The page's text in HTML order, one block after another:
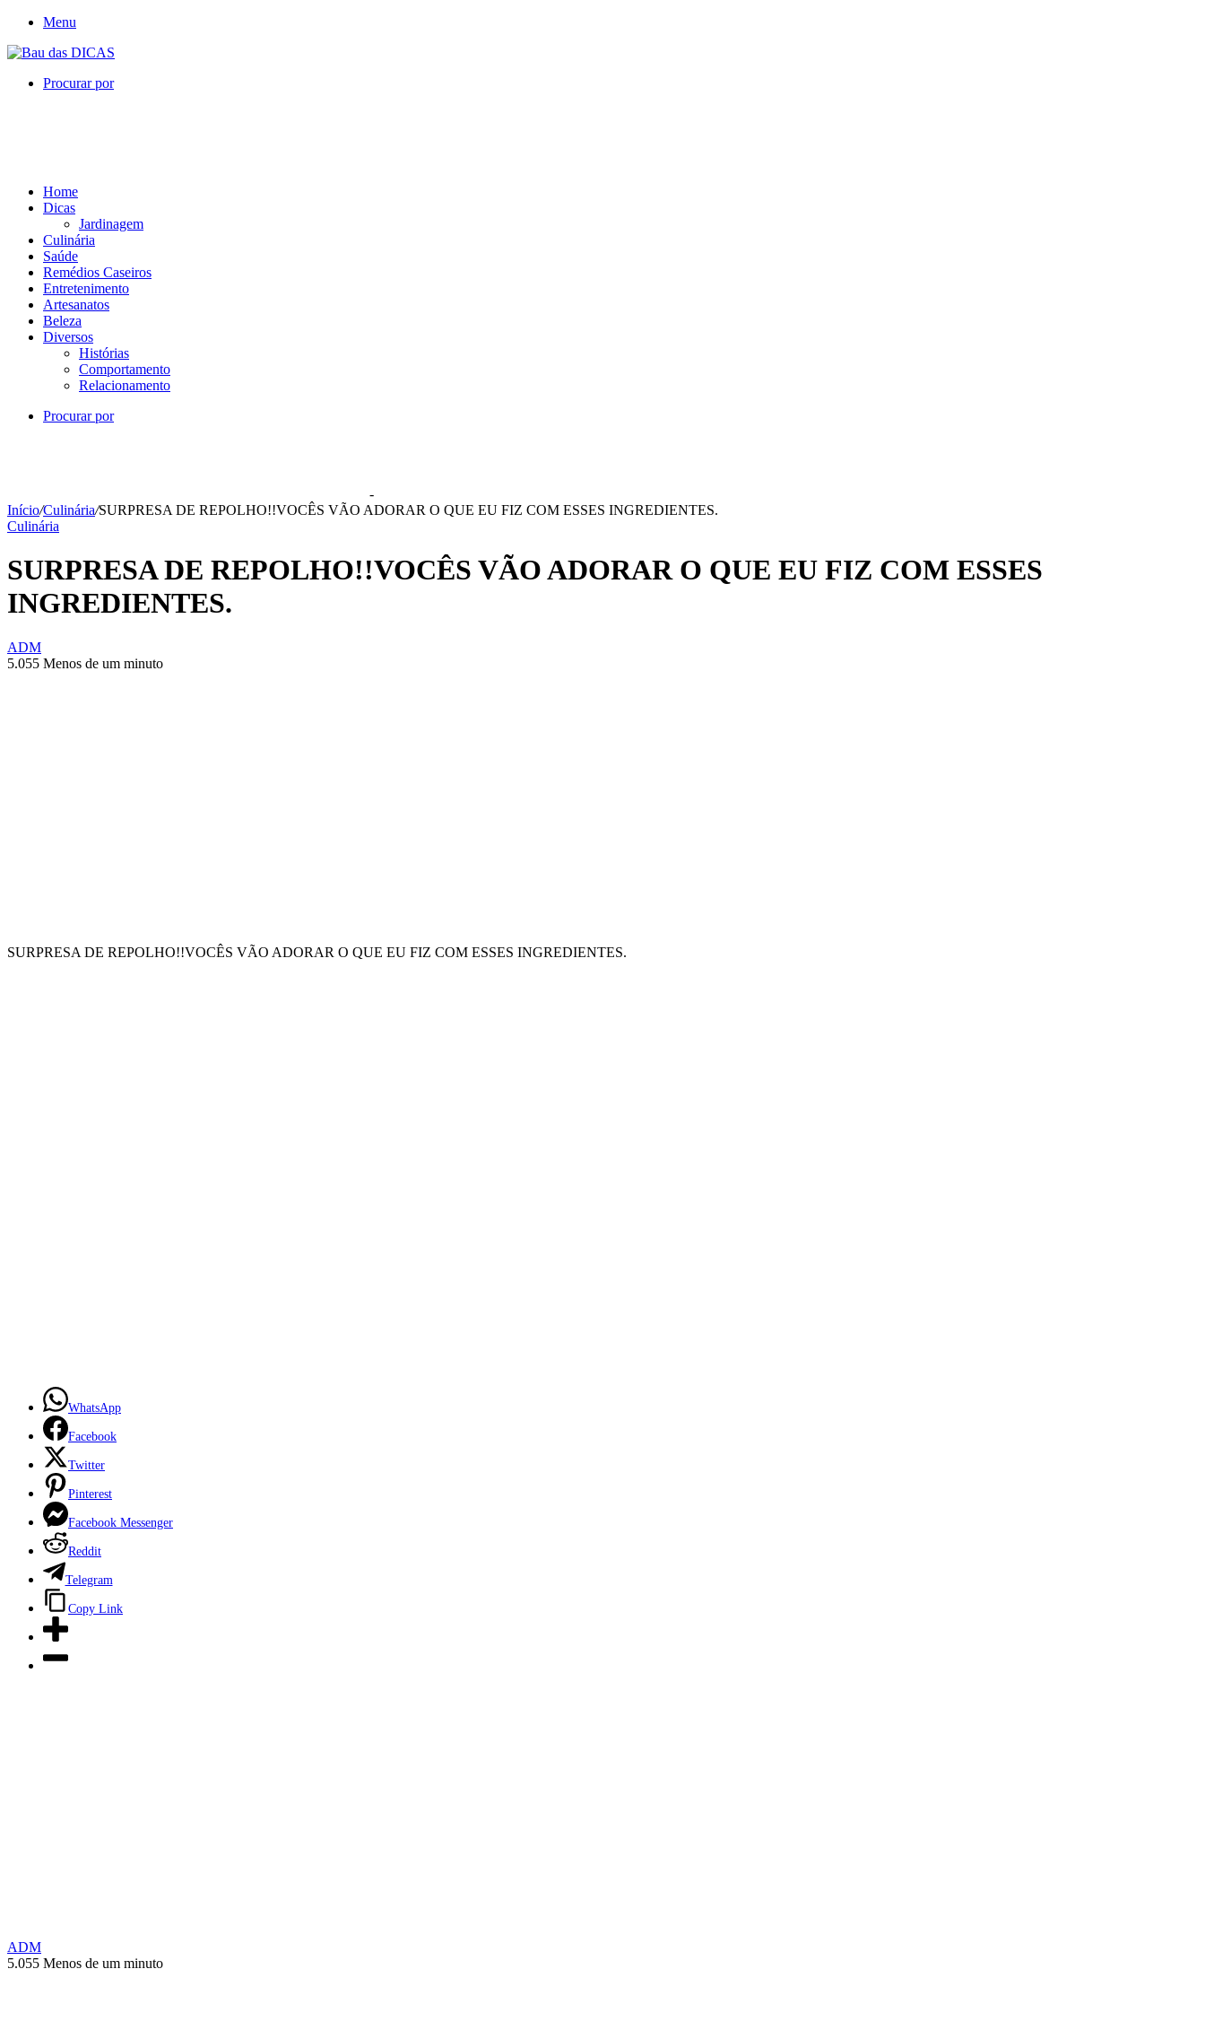
Menu
Procurar por
Home
Dicas
Jardinagem
Culinária
Saúde
Remédios Caseiros
Entretenimento
Artesanatos
Beleza
Diversos
Histórias
Comportamento
Relacionamento
Procurar por
-
Início/Culinária/SURPRESA DE REPOLHO!!VOCÊS VÃO ADORAR O QUE EU FIZ COM ESSES INGREDIENTES.
Culinária
SURPRESA DE REPOLHO!!VOCÊS VÃO ADORAR O QUE EU FIZ COM ESSES
INGREDIENTES.
ADM
5.055 Menos de um minuto
SURPRESA DE REPOLHO!!VOCÊS VÃO ADORAR O QUE EU FIZ COM ESSES INGREDIENTES.
WhatsApp
Facebook
Twitter
Pinterest
Facebook Messenger
Reddit
Telegram
Copy Link
ADM
5.055 Menos de um minuto